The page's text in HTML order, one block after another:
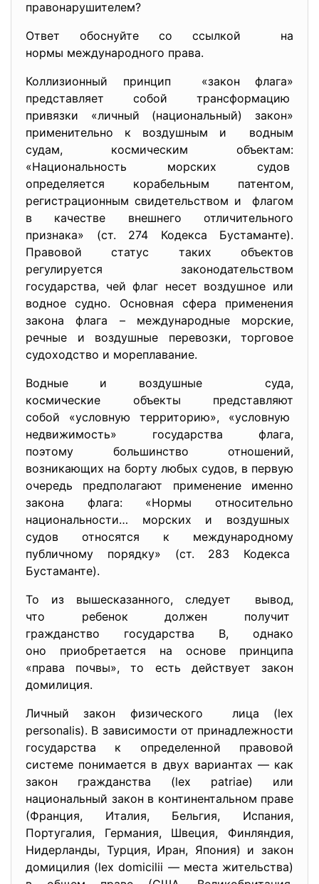
правонарушителем?
Ответ обоснуйте со ссылкой на
нормы международного права.
Коллизионный принцип «закон флага»
представляет собой трансформацию
привязки «личный (национальный) закон»
применительно к воздушным и водным
судам, космическим объектам:
«Национальность морских судов
определяется корабельным патентом,
регистрационным свидетельством и флагом
в качестве внешнего отличительного
признака» (ст. 274 Кодекса Бустаманте).
Правовой статус таких объектов
регулируется законодательством
государства, чей флаг несет воздушное или
водное судно. Основная сфера применения
закона флага – международные морские,
речные и воздушные перевозки, торговое
судоходство и мореплавание.
Водные и воздушные суда,
космические объекты представляют
собой «условную территорию», «условную
недвижимость» государства флага,
поэтому большинство отношений,
возникающих на борту любых судов, в первую
очередь предполагают применение именно
закона флага: «Нормы относительно
национальности… морских и воздушных
судов относятся к международному
публичному порядку» (ст. 283 Кодекса
Бустаманте).
То из вышесказанного, следует вывод,
что ребенок должен получит
гражданство государства В, однако
оно приобретается на основе принципа
«права почвы», то есть действует закон
домилиция.
Личный закон физического лица (lex
personalis). В зависимости от принадлежности
государства к определенной правовой
системе понимается в двух вариантах — как
закон гражданства (lex patriae) или
национальный закон в континентальном праве
(Франция, Италия, Бельгия, Испания,
Португалия, Германия, Швеция, Финляндия,
Нидерланды, Турция, Иран, Япония) и закон
домицилия (lex domicilii — места жительства)